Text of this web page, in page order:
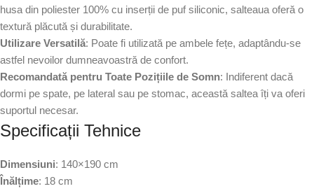
husa din poliester 100% cu inserții de puf siliconic, salteaua oferă o
textură plăcută și durabilitate.
Utilizare Versatilă: Poate fi utilizată pe ambele fețe, adaptându-se
astfel nevoilor dumneavoastră de confort.
Recomandată pentru Toate Pozițiile de Somn: Indiferent dacă
dormi pe spate, pe lateral sau pe stomac, această saltea îți va oferi
suportul necesar.
Specificații Tehnice
Dimensiuni: 140×190 cm
Înălțime: 18 cm